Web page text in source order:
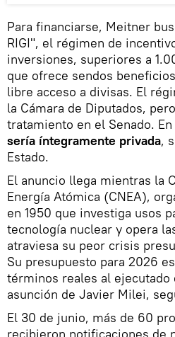
Para financiarse, Meitner
RIGI", el régimen de
inversiones, superiores a
que ofrece sendos
libre acceso a divisas. El
la Cámara de Diputados,
tratamiento en el Senado.
sería íntegramente privada,
Estado.
El anuncio llega mientras la
Energía Atómica (CNEA),
en 1950 que investiga usos
tecnología nuclear y opera
atraviesa su peor crisis
Su presupuesto para 2026
términos reales al ejecutado
asunción de Javier Milei,
El 30 de junio, más de 60
recibieron notificaciones de